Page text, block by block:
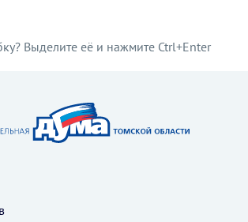
Выделите её и нажмите Ctrl+Enter